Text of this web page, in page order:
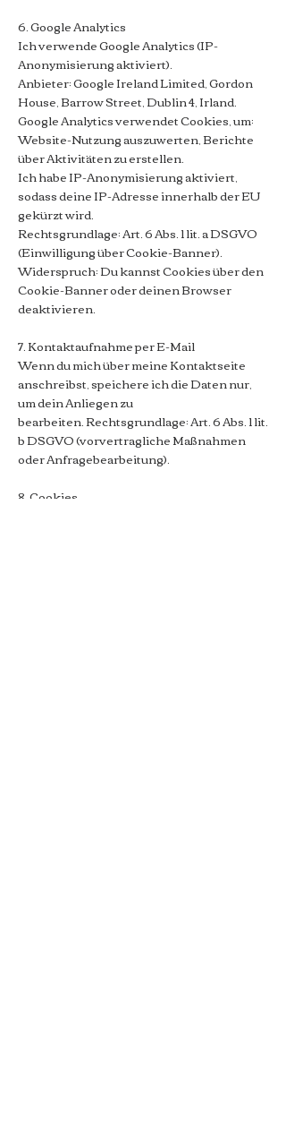
6. Google Analytics
Ich verwende Google Analytics (IP-
Anonymisierung aktiviert).
Anbieter: Google Ireland Limited, Gordon
House, Barrow Street, Dublin 4, Irland.
Google Analytics verwendet Cookies, um:
Website-Nutzung auszuwerten,Berichte
über Aktivitäten zu erstellen.
Ich habe IP-Anonymisierung aktiviert,
sodass deine IP-Adresse innerhalb der EU
gekürzt wird.
Rechtsgrundlage: Art. 6 Abs. 1 lit. a DSGVO
(Einwilligung über Cookie-Banner).
Widerspruch: Du kannst Cookies über den
Cookie-Banner oder deinen Browser
deaktivieren.
7. Kontaktaufnahme per E-Mail
Wenn du mich über meine Kontaktseite
anschreibst, speichere ich die Daten nur,
um dein Anliegen zu
bearbeiten.Rechtsgrundlage: Art. 6 Abs. 1 lit.
b DSGVO (vorvertragliche Maßnahmen
oder Anfragebearbeitung).
8. Cookies